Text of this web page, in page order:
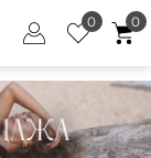
0 0